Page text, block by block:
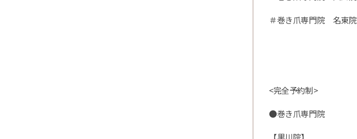
＃巻き爪専門院 名東院
<完全予約制>
●巻き爪専門院